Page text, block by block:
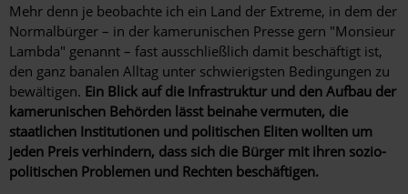
Mehr denn je beobachte ich ein Land der Extreme, in dem der
Normalbürger – in der kamerunischen Presse gern "Monsieur
Lambda" genannt – fast ausschließlich damit beschäftigt ist,
den ganz banalen Alltag unter schwierigsten Bedingungen zu
bewältigen. Ein Blick auf die Infrastruktur und den Aufbau der
kamerunischen Behörden lässt beinahe vermuten, die
staatlichen Institutionen und politischen Eliten wollten um
jeden Preis verhindern, dass sich die Bürger mit ihren sozio-
politischen Problemen und Rechten beschäftigen.